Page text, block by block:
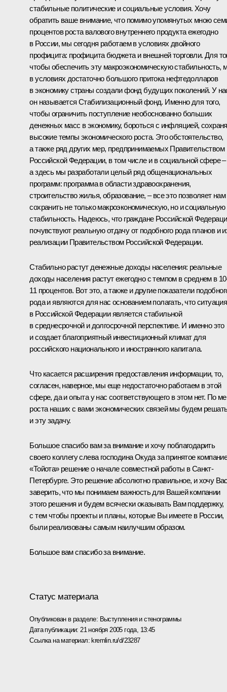
стабильные политические и социальные условия. Хочу
обратить ваше внимание, что помимо упомянутых мною
процентов роста валового внутреннего продукта ежегодно
в России, мы сегодня работаем в условиях двойного
профицита: профицита бюджета и внешней торговли. Для
чтобы обеспечить эту макроэкономическую стабильность,
в условиях достаточно большого притока нефтедолларов
в экономику страны создали фонд будущих поколений. У
он называется Стабилизационный фонд. Именно для того,
чтобы ограничить поступление необоснованно больших
денежных масс в экономику, бороться с инфляцией,
высокие темпы экономического роста. Это обстоятельство,
а также ряд других мер, предпринимаемых Правительством
Российской Федерации, в том числе и в социальной сфере –
а здесь мы разработали целый ряд общенациональных
программ: программа в области здравоохранения,
строительство жилья, образование, – все это позволяет нам
сохранить не только макроэкономическую, но и социальную
стабильность. Надеюсь, что граждане Российской
почувствуют реальную отдачу от подобного рода планов и
реализации Правительством Российской Федерации.
Стабильно растут денежные доходы населения: реальные
доходы населения растут ежегодно с темпом в среднем в
11 процентов. Вот это, а также и другие показатели
рода и являются для нас основанием полагать, что ситуация
в Российской Федерации является стабильной
в среднесрочной и долгосрочной перспективе. И именно это
и создает благоприятный инвестиционный климат для
российского национального и иностранного капитала.
Что касается расширения предоставления информации, то,
согласен, наверное, мы еще недостаточно работаем в этой
сфере, да и опыта у нас соответствующего в этом нет. По
роста наших с вами экономических связей мы будем
и эту задачу.
Большое спасибо вам за внимание и хочу поблагодарить
своего коллегу слева господина Окуда за принятое
«Тойота» решение о начале совместной работы в Санкт-
Петербурге. Это решение абсолютно правильное, и хочу
заверить, что мы понимаем важность для Вашей компании
этого решения и будем всячески оказывать Вам поддержку,
с тем чтобы проекты и планы, которые Вы имеете в России,
были реализованы самым наилучшим образом.
Большое вам спасибо за внимание.
Статус материала
Опубликован в разделе: Выступления и стенограммы
Дата публикации: 21 ноября 2005 года, 13:45
Ссылка на материал:kremlin.ru/d/23287